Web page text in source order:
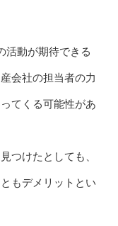
活動が期待できる
会社の担当者の力
てくる可能性があ
つけたとしても、
もデメリットとい